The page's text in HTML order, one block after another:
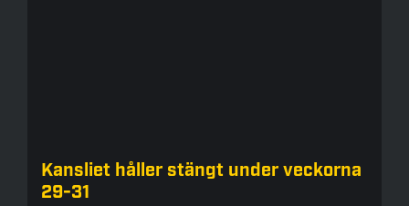
Kansliet håller stängt under veckorna
29-31